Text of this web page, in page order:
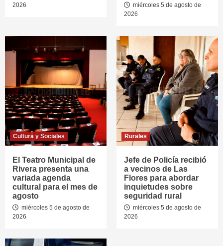
2026
miércoles 5 de agosto de
2026
Cultura y Sociales
El Teatro Municipal de
Rivera presenta una
variada agenda
cultural para el mes de
agosto
miércoles 5 de agosto de
2026
Rurales
Jefe de Policía recibió
a vecinos de Las
Flores para abordar
inquietudes sobre
seguridad rural
miércoles 5 de agosto de
2026